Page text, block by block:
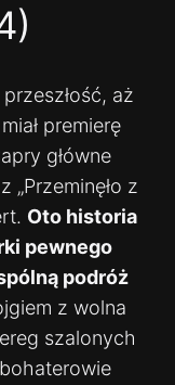
aż
premierę
główne
„Przeminęło z
Oto historia
pewnego
podróż
z wolna
szalonych